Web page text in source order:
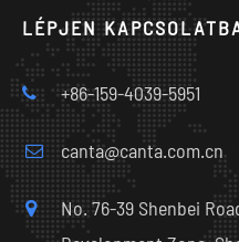
LÉPJEN
+86-159-4039-5951
canta@canta.com.cn
No. 76-39 Shenbei